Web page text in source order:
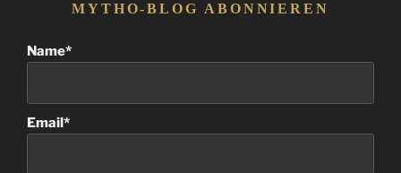
MYTHO-BLOG ABONNIEREN
Name*
Email*